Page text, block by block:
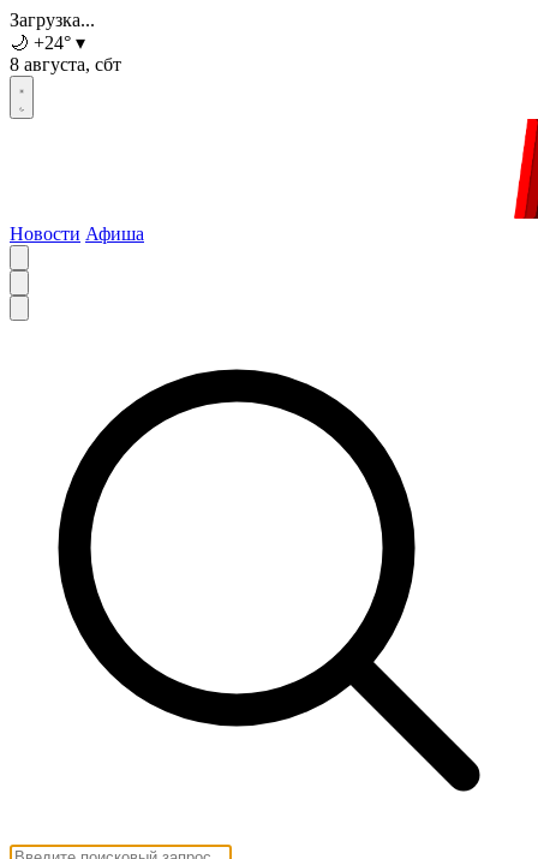
Загрузка...
🌙 +24° ▾
8 августа, сбт
Новости Афиша